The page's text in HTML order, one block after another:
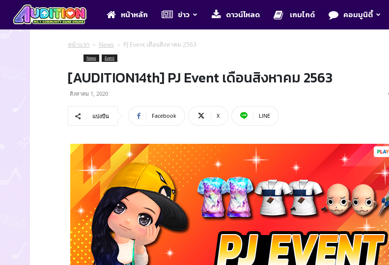
Auditionหน้าหลัก ข่าว ดาวน์โหลด เกมไกด์ คอมมูนิตี้
หน้าแรก News PJ Event เดือนสิงหาคม 2563
News Event
[AUDITION14th] PJ Event เดือนสิงหาคม 2563
สิงหาคม 1, 2020
แบ่งปัน Facebook X LINE